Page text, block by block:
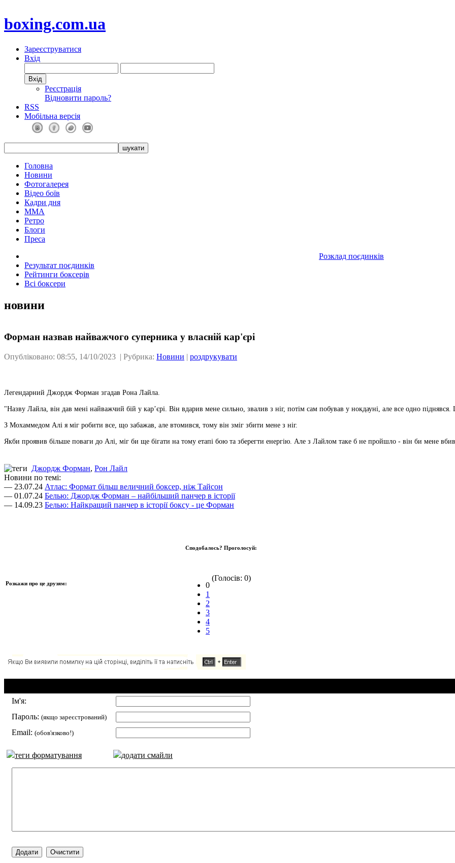
boxing.com.ua
Зареєструватися
Вхід
Реєстрація
Відновити пароль?
RSS
Мобільна версія
Головна
Новини
Фотогалерея
Відео боїв
Кадри дня
ММА
Ретро
Блоги
Преса
Розклад поєдинків
Результат поєдинків
Рейтинги боксерів
Всі боксери
новини
Форман назвав найважчого суперника у власній кар'єрі
Опубліковано: 08:55, 14/10/2023 | Рубрика: Новини | роздрукувати
Легендарний Джордж Форман згадав Рона Лайла.
"Назву Лайла, він дав мені найважчий бій у кар’єрі. Він вдарив мене сильно, звалив з ніг, потім сам побував у нокдауні, але все одно
З Мохаммедом Алі я міг робити все, що забажав, але втомився, тому він зміг збити мене з ніг.
Якби проявив більше поваги до Алі, міг би ще бігати на тому етапі бою та зберегти енергію. Але з Лайлом таке б не пройшло - він би мене
Джордж Форман, Рон Лайл
Новини по темі:
— 23.07.24 Атлас: Формат більш величний боксер, ніж Тайсон
— 01.07.24 Белью: Джордж Форман – найбільший панчер в історії
— 14.09.23 Белью: Найкращий панчер в історії боксу - це Форман
Розкажи про це друзям:
Сподобалось? Проголосуй:
0
1
2
3
4
5
(Голосів: 0)
Ім'я:
Пароль: (якщо зареєстрований)
Email: (обов'язково!)
теги форматування додати смайли